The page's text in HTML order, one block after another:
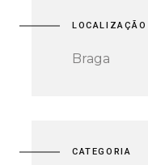
LOCALIZAÇÃO
Braga
CATEGORIA